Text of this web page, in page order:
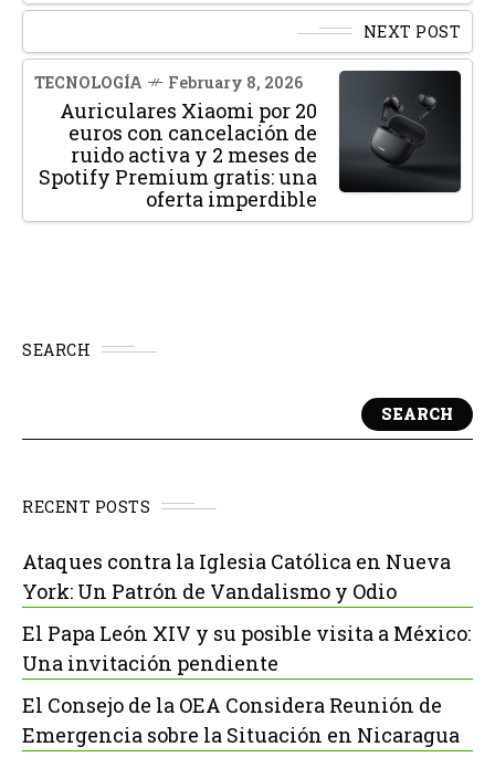
NEXT POST
TECNOLOGÍA February 8, 2026
Auriculares Xiaomi por 20
euros con cancelación de
ruido activa y 2 meses de
Spotify Premium gratis: una
oferta imperdible
SEARCH
SEARCH
RECENT POSTS
Ataques contra la Iglesia Católica en Nueva
York: Un Patrón de Vandalismo y Odio
El Papa León XIV y su posible visita a México:
Una invitación pendiente
El Consejo de la OEA Considera Reunión de
Emergencia sobre la Situación en Nicaragua